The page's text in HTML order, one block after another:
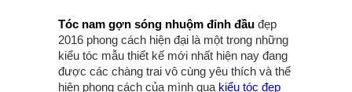
Tóc nam gợn sóng nhuộm đỉnh đầu đẹp
2016 phong cách hiện đại là một trong những
kiểu tóc mẫu thiết kế mới nhất hiện nay đang
được các chàng trai vô cùng yêu thích và thể
hiện phong cách của mình qua kiểu tóc đẹp